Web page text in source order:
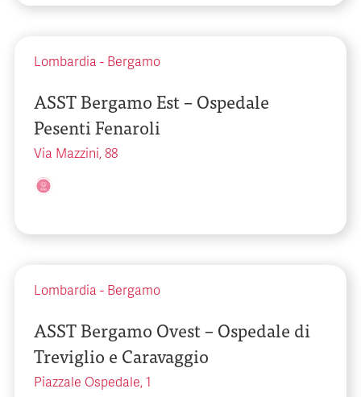
Lombardia - Bergamo
ASST Bergamo Est – Ospedale
Pesenti Fenaroli
Via Mazzini, 88
Lombardia - Bergamo
ASST Bergamo Ovest – Ospedale di
Treviglio e Caravaggio
Piazzale Ospedale, 1